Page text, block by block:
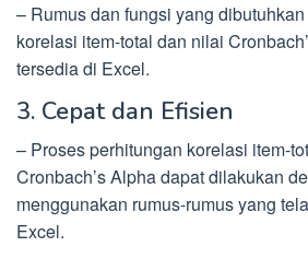
– Rumus dan fungsi yang
korelasi item-total dan nilai
tersedia di Excel.
3. Cepat dan Efisien
– Proses perhitungan korelasi item-
Cronbach’s Alpha dapat dilakukan
menggunakan rumus-rumus yang
Excel.